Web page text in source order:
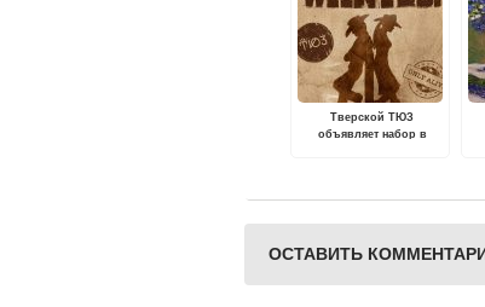
Тверской ТЮЗ
объявляет набор в
ОСТАВИТЬ